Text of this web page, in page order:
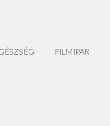
FILMIPAR